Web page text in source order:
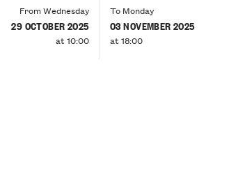
From Wednesday
29 OCTOBER 2025
at 10:00
To Monday
03 NOVEMBER 2025
at 18:00